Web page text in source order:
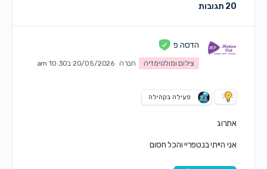
20 תגובות
הדסה פ
צילום ומולטימדיה חברה 20/05/2026 ב10:30 am
פעילה בקהילה
אתרוג
אני הייתי בנטפריי והכל חסום